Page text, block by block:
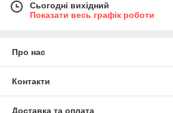
Сьогодні вихідний
Показати весь графік роботи
Про нас
Контакти
Доставка та оплата